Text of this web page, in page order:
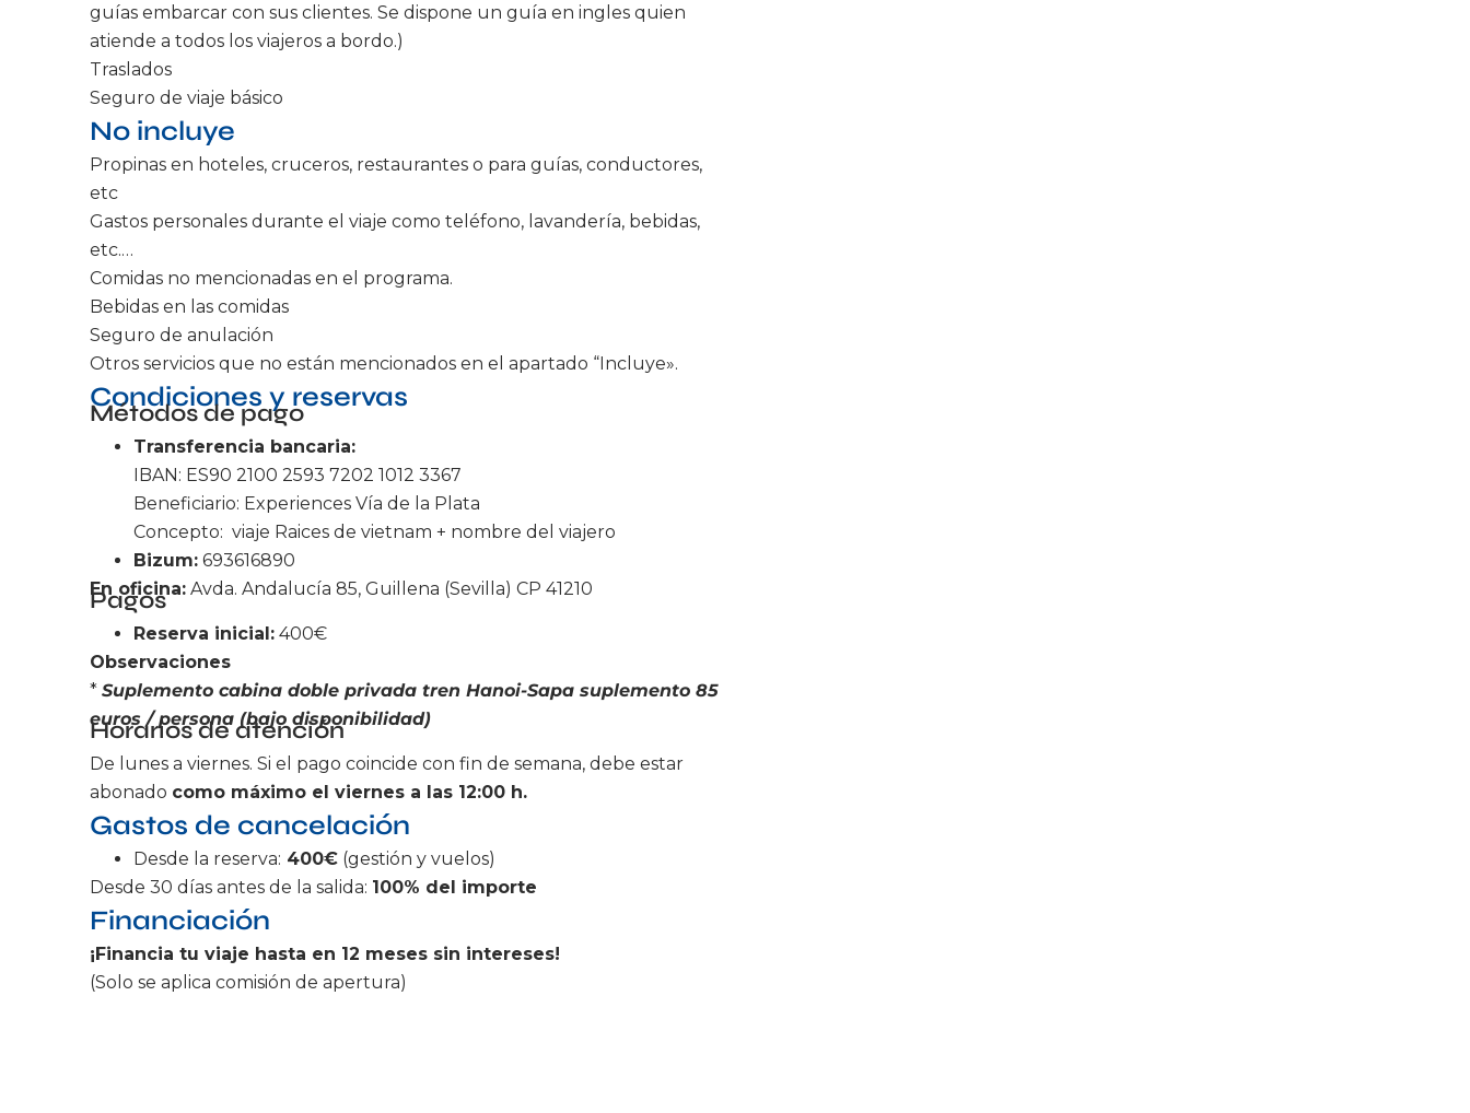
guías embarcar con sus clientes. Se dispone un guía en ingles quien
atiende a todos los viajeros a bordo.)
Traslados
Seguro de viaje básico
No incluye
Propinas en hoteles, cruceros, restaurantes o para guías, conductores,
etc
Gastos personales durante el viaje como teléfono, lavandería, bebidas,
etc.…
Comidas no mencionadas en el programa.
Bebidas en las comidas
Seguro de anulación
Otros servicios que no están mencionados en el apartado “Incluye».
Condiciones y reservas
Métodos de pago
Transferencia bancaria:
IBAN: ES90 2100 2593 7202 1012 3367
Beneficiario: Experiences Vía de la Plata
Concepto: viaje Raices de vietnam + nombre del viajero
Bizum: 693616890
En oficina: Avda. Andalucía 85, Guillena (Sevilla) CP 41210
Pagos
Reserva inicial: 400€
Observaciones
* Suplemento cabina doble privada tren Hanoi-Sapa suplemento 85
euros / persona (bajo disponibilidad)
Horarios de atención
De lunes a viernes. Si el pago coincide con fin de semana, debe estar
abonado como máximo el viernes a las 12:00 h.
Gastos de cancelación
Desde la reserva: 400€ (gestión y vuelos)
Desde 30 días antes de la salida: 100% del importe
Financiación
¡Financia tu viaje hasta en 12 meses sin intereses!
(Solo se aplica comisión de apertura)